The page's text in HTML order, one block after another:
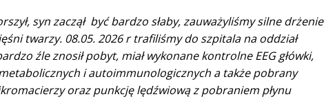
syn zaczął być bardzo słaby, zauważyliśmy silne drżenie
twarzy. 08.05. 2026 r trafiliśmy do szpitala na oddział
źle znosił pobyt, miał wykonane kontrolne EEG główki,
i autoimmunologicznych a także pobrany
oraz punkcję lędźwiową z pobraniem płynu